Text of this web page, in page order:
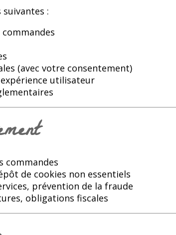
:
(avec votre consentement)
utilisateur
commandes
de cookies non essentiels
prévention de la fraude
obligations fiscales